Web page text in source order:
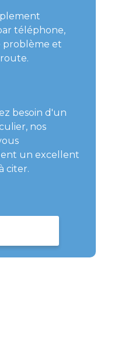
téléphone,
problème et
besoin d'un
nos
un excellent
citer.